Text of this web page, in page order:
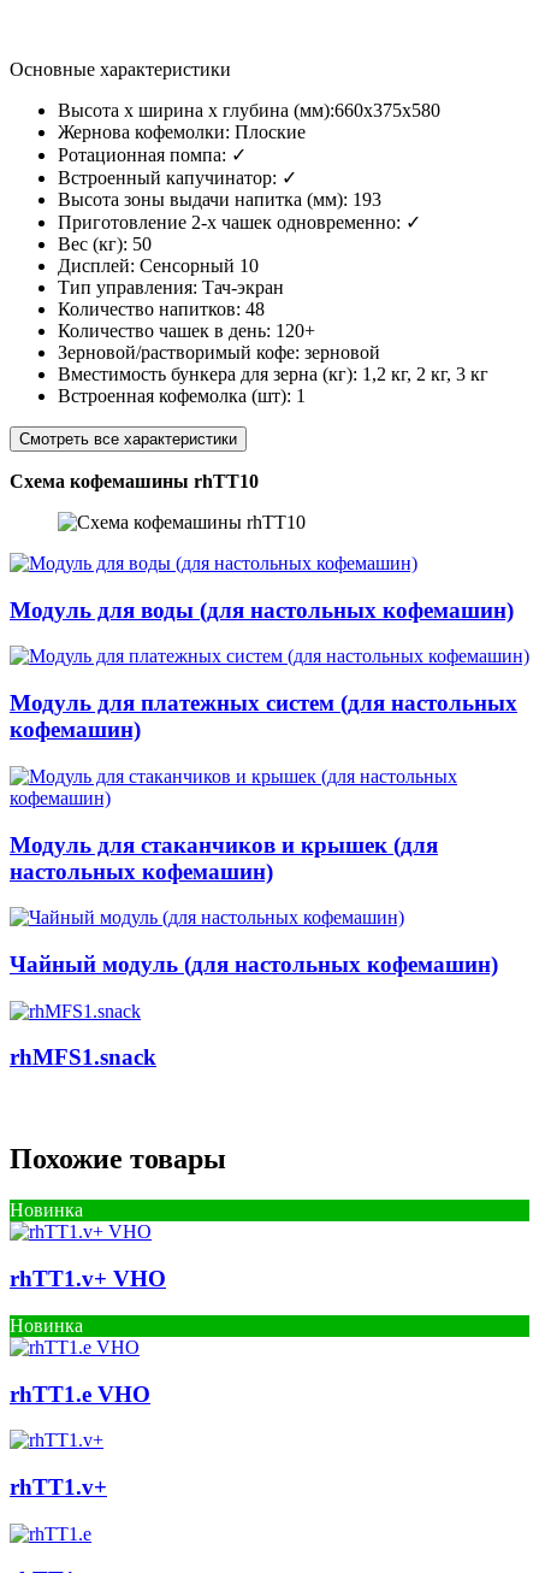
Основные характеристики
Высота х ширина х глубина (мм):660х375х580
Жернова кофемолки: Плоские
Ротационная помпа: ✓
Встроенный капучинатор: ✓
Высота зоны выдачи напитка (мм): 193
Приготовление 2-х чашек одновременно: ✓
Вес (кг): 50
Дисплей: Сенсорный 10
Тип управления: Тач-экран
Количество напитков: 48
Количество чашек в день: 120+
Зерновой/растворимый кофе: зерновой
Вместимость бункера для зерна (кг): 1,2 кг, 2 кг, 3 кг
Встроенная кофемолка (шт): 1
Смотреть все характеристики
Схема кофемашины rhTT10
Модуль для воды (для настольных кофемашин)
Модуль для платежных систем (для настольных
кофемашин)
Модуль для стаканчиков и крышек (для
настольных кофемашин)
Чайный модуль (для настольных кофемашин)
rhMFS1.snack
Похожие товары
Новинка
rhTT1.v+ VHO
Новинка
rhTT1.e VHO
rhTT1.v+